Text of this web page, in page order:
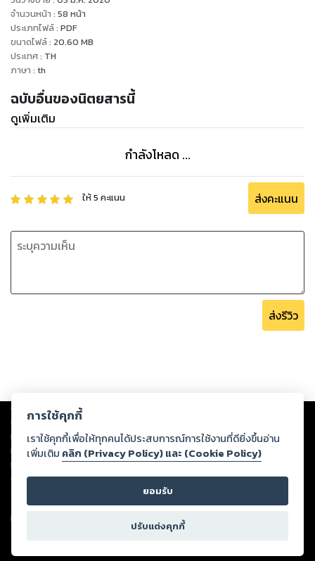
จำนวนหน้า : 58 หน้า
ประเภทไฟล์: PDF
ขนาดไฟล์: 20.60 MB
ประเทศ: TH
ภาษา : th
ฉบับอื่นของนิตยสารนี้
ดูเพิ่มเติม
กำลังโหลด ...
ให้5 คะแนน ส่งคะแนน
ส่งรีวิว
Copyright © 2026
ต่อผลงานหรือเนื้อหาใดที่อัปโหลดผ่านเว็บไซต์และปรากฏว่าละเมิดสิทธิใน
ทรัพย์สินทางปัญญาของบุคคลอื่นหรือขัดต่อกฎหมายและศีลธรรม ดังนั้น ผู้อ่าน
ทุกท่านโปรดใช้วิจารณญาณในการกลั่นกรองด้วยตนเอง และหากท่านพบว่าส่วน
หนึ่งส่วนใดขัดต่อกฎหมายและศีลธรรม กรุณาแจ้งมายังบริษัท เพื่อทีมงานจะได้
ดำเนินการในทันที ทั้งนี้ ทางสตอรี่ล็อกขอสงวนลิขสิทธิ์ตามพระราชบัญญัติ
ลิขสิทธิ์ พ.ศ. 2537 (ฉบับล่าสุด)
For support: member@ookbee.com
Version
การใช้คุกกี้
เราใช้คุกกี้เพื่อให้ทุกคนได้ประสบการณ์การใช้งานที่ดียิ่งขึ้นอ่าน
เพิ่มเติม คลิก (Privacy Policy) และ (Cookie Policy)
ยอมรับ
ปรับแต่งคุกกี้